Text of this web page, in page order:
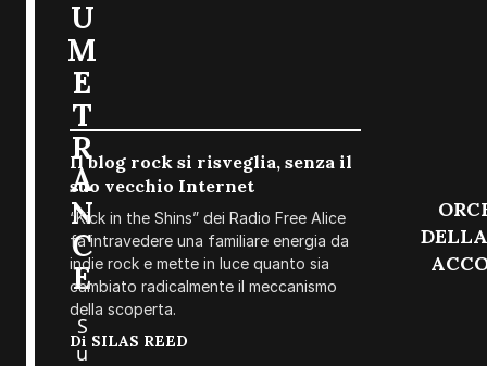
U
M
E
T
R
A
N
C
E
S
u
Il blog rock si risveglia, senza il
suo vecchio Internet
“Kick in the Shins” dei Radio Free Alice
fa intravedere una familiare energia da
indie rock e mette in luce quanto sia
cambiato radicalmente il meccanismo
della scoperta.
Di SILAS REED